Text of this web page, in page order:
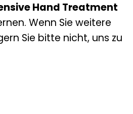
Hand Treatment
Wenn Sie weitere
Sie bitte nicht, uns zu